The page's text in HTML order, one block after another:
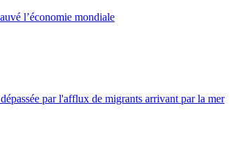
l’économie mondiale
par l'afflux de migrants arrivant par la mer